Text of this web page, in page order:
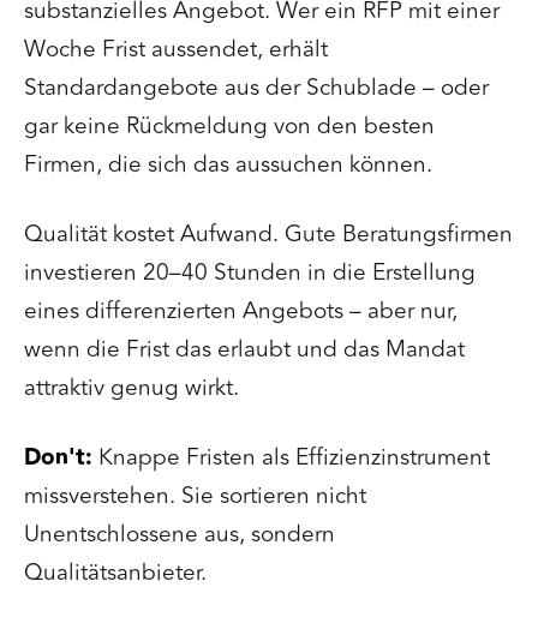
substanzielles Angebot. Wer ein RFP mit einer
Woche Frist aussendet, erhält
Standardangebote aus der Schublade – oder
gar keine Rückmeldung von den besten
Firmen, die sich das aussuchen können.
Qualität kostet Aufwand. Gute Beratungsfirmen
investieren 20–40 Stunden in die Erstellung
eines differenzierten Angebots – aber nur,
wenn die Frist das erlaubt und das Mandat
attraktiv genug wirkt.
Don't: Knappe Fristen als Effizienzinstrument
missverstehen. Sie sortieren nicht
Unentschlossene aus, sondern
Qualitätsanbieter.